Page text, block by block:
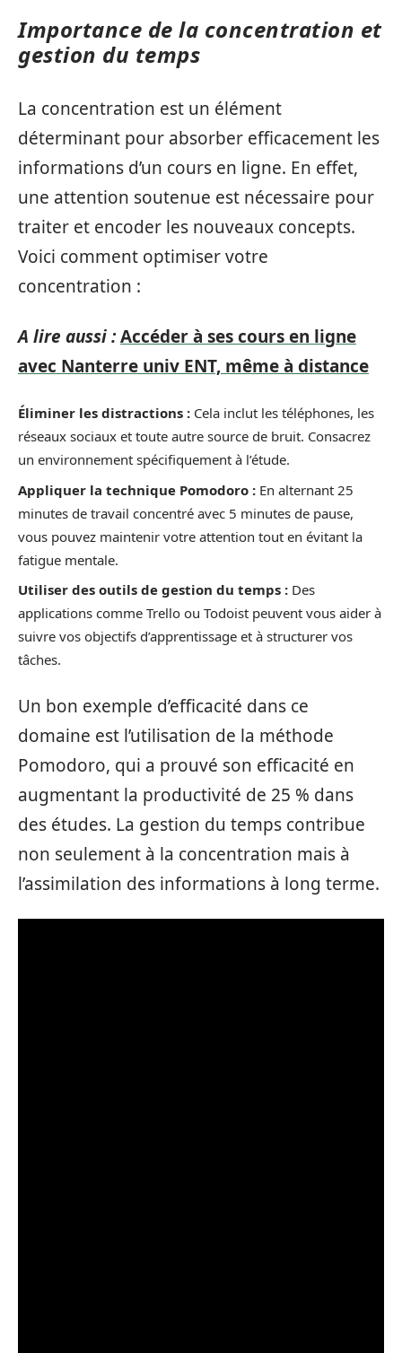
Importance de la concentration et
gestion du temps
La concentration est un élément
déterminant pour absorber efficacement les
informations d’un cours en ligne. En effet,
une attention soutenue est nécessaire pour
traiter et encoder les nouveaux concepts.
Voici comment optimiser votre
concentration :
A lire aussi :Accéder à ses cours en ligne
avec Nanterre univ ENT, même à distance
Éliminer les distractions : Cela inclut les téléphones, les
réseaux sociaux et toute autre source de bruit. Consacrez
un environnement spécifiquement à l’étude.
Appliquer la technique Pomodoro : En alternant 25
minutes de travail concentré avec 5 minutes de pause,
vous pouvez maintenir votre attention tout en évitant la
fatigue mentale.
Utiliser des outils de gestion du temps : Des
applications comme Trello ou Todoist peuvent vous aider à
suivre vos objectifs d’apprentissage et à structurer vos
tâches.
Un bon exemple d’efficacité dans ce
domaine est l’utilisation de la méthode
Pomodoro, qui a prouvé son efficacité en
augmentant la productivité de 25 % dans
des études. La gestion du temps contribue
non seulement à la concentration mais à
l’assimilation des informations à long terme.